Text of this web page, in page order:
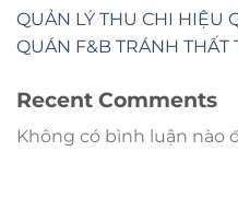
QUẢN LÝ THU CHI HIỆU
QUÁN F&B TRÁNH THẤT
Recent Comments
Không có bình luận nào